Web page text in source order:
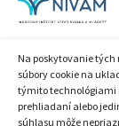
Na poskytovanie tých
súbory cookie na
týmito technológiami
prehliadaní alebo
súhlasu môže
DIČ: 2020798714